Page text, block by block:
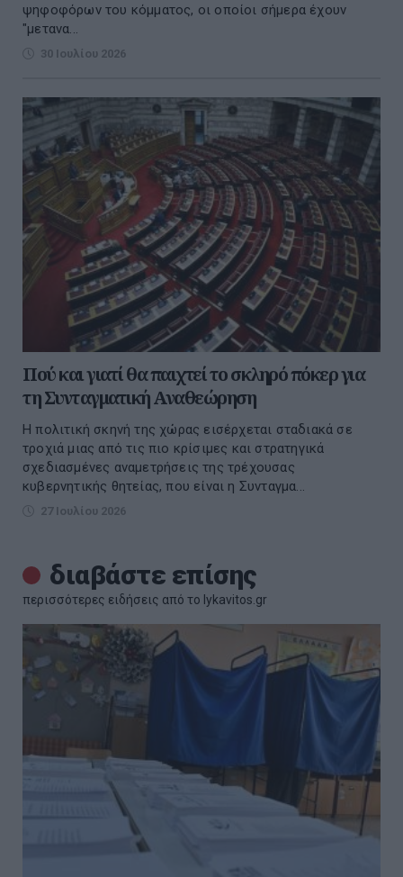
ψηφοφόρων του κόμματος, οι οποίοι σήμερα έχουν
"μετανα...
30 Ιουλίου 2026
Πού και γιατί θα παιχτεί το σκληρό πόκερ για
τη Συνταγματική Αναθεώρηση
Η πολιτική σκηνή της χώρας εισέρχεται σταδιακά σε
τροχιά μιας από τις πιο κρίσιμες και στρατηγικά
σχεδιασμένες αναμετρήσεις της τρέχουσας
κυβερνητικής θητείας, που είναι η Συνταγμα...
27 Ιουλίου 2026
διαβάστε επίσης
περισσότερες ειδήσεις από το lykavitos.gr